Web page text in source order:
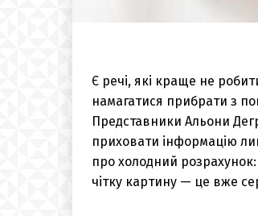
Є речі, які краще не
намагатися прибрати з
Представники Альони
приховати інформацію
про холодний
чітку картину — це вже